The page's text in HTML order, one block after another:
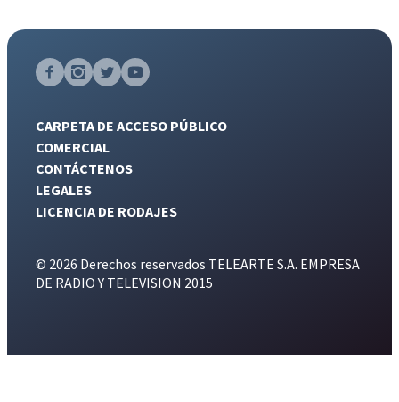
CARPETA DE ACCESO PÚBLICO
COMERCIAL
CONTÁCTENOS
LEGALES
LICENCIA DE RODAJES
© 2026 Derechos reservados TELEARTE S.A. EMPRESA
DE RADIO Y TELEVISION 2015